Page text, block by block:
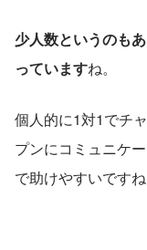
少人数というのも
っていますね。
個人的に1対1でチ
プンにコミュニケ
で助けやすいですね